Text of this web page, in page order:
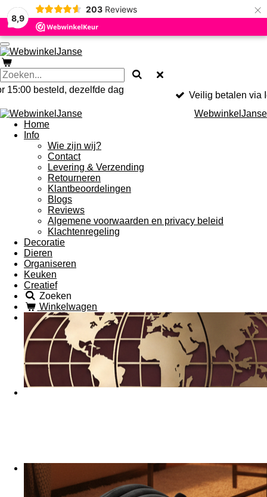
8,9
203 Reviews ×
Ga
direct
naar
de
hoofdinhoud
15:00 besteld, dezelfde dag
Veilig betalen via
WebwinkelJanse
Home
Info
Wie zijn wij?
Contact
Levering & Verzending
Retourneren
Klantbeoordelingen
Blogs
Reviews
Algemene voorwaarden en privacy beleid
Klachtenregeling
Decoratie
Dieren
Organiseren
Keuken
Creatief
Zoeken
Winkelwagen